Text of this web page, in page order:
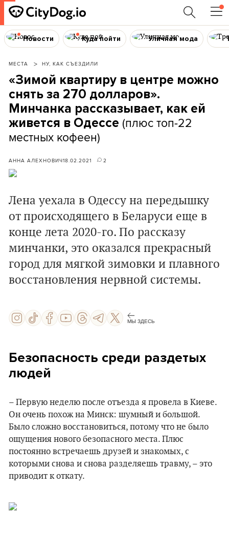
Новости Куда пойти Уличная мода
МЕСТА НУ, КАК СЪЕЗДИЛИ
«Зимой квартиру в центре можно
снять за 270 долларов».
Минчанка рассказывает, как ей
живется в Одессе (плюс топ-22
местных кофеен)
АННА АЛЕХНОВИЧ18.02.2021 2
Лена уехала в Одессу на передышку
от происходящего в Беларуси еще в
конце лета 2020-го. По рассказу
минчанки, это оказался прекрасный
город для мягкой зимовки и плавного
восстановления нервной системы.
МЫ ЗДЕСЬ
Безопасность среди раздетых
людей
– Первую неделю после отъезда я провела в Киеве.
Он очень похож на Минск: шумный и большой.
Было сложно восстановиться, потому что не было
ощущения нового безопасного места. Плюс
постоянно встречаешь друзей и знакомых, с
которыми снова и снова разделяешь травму, – это
приводит к откату.